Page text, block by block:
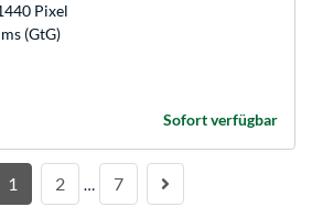
Pixel
(GtG)
Sofort verfügbar
1 2 … 7